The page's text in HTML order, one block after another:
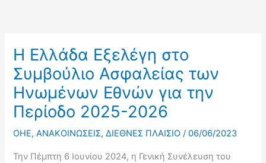
Η Ελλάδα Εξελέγη στο
Συμβούλιο Ασφαλείας των
Ηνωμένων Εθνών για την
Περίοδο 2025-2026
OHE,ΑΝΑΚΟΙΝΩΣΕΙΣ,ΔΙΕΘΝΕΣ ΠΛΑΙΣΙΟ /06/06/2023
Την Πέμπτη 6 Ιουνίου 2024, η Γενική Συνέλευση του